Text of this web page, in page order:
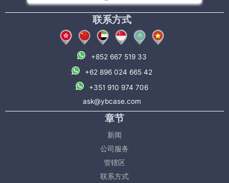
联系方式
+852 667 519 33
+62 896 024 665 42
+351 910 974 706
ask@ybcase.com
章节
新闻
公司服务
管辖区
联系方式